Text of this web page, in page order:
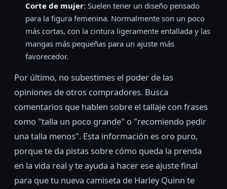
Corte de mujer: Suelen tener un diseño pensado
para la figura femenina. Normalmente son un poco
más cortas, con la cintura ligeramente entallada y las
mangas más pequeñas para un ajuste más
favorecedor.
Por último, no subestimes el poder de las
opiniones de otros compradores. Busca
comentarios que hablen sobre el tallaje con frases
como "talla un poco grande" o "recomiendo pedir
una talla menos". Esta información es oro puro,
porque te da pistas sobre cómo queda la prenda
en la vida real y te ayuda a hacer ese ajuste final
para que tu nueva camiseta de Harley Quinn te